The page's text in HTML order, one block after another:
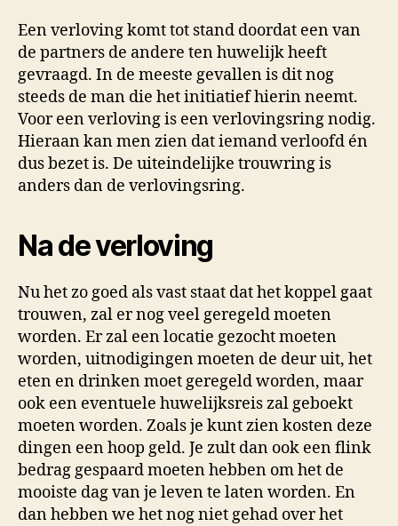
Een verloving komt tot stand doordat een van
de partners de andere ten huwelijk heeft
gevraagd. In de meeste gevallen is dit nog
steeds de man die het initiatief hierin neemt.
Voor een verloving is een verlovingsring nodig.
Hieraan kan men zien dat iemand verloofd én
dus bezet is. De uiteindelijke trouwring is
anders dan de verlovingsring.
Na de verloving
Nu het zo goed als vast staat dat het koppel gaat
trouwen, zal er nog veel geregeld moeten
worden. Er zal een locatie gezocht moeten
worden, uitnodigingen moeten de deur uit, het
eten en drinken moet geregeld worden, maar
ook een eventuele huwelijksreis zal geboekt
moeten worden. Zoals je kunt zien kosten deze
dingen een hoop geld. Je zult dan ook een flink
bedrag gespaard moeten hebben om het de
mooiste dag van je leven te laten worden. En
dan hebben we het nog niet gehad over het